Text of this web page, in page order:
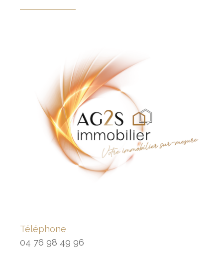
Téléphone
04 76 98 49 96